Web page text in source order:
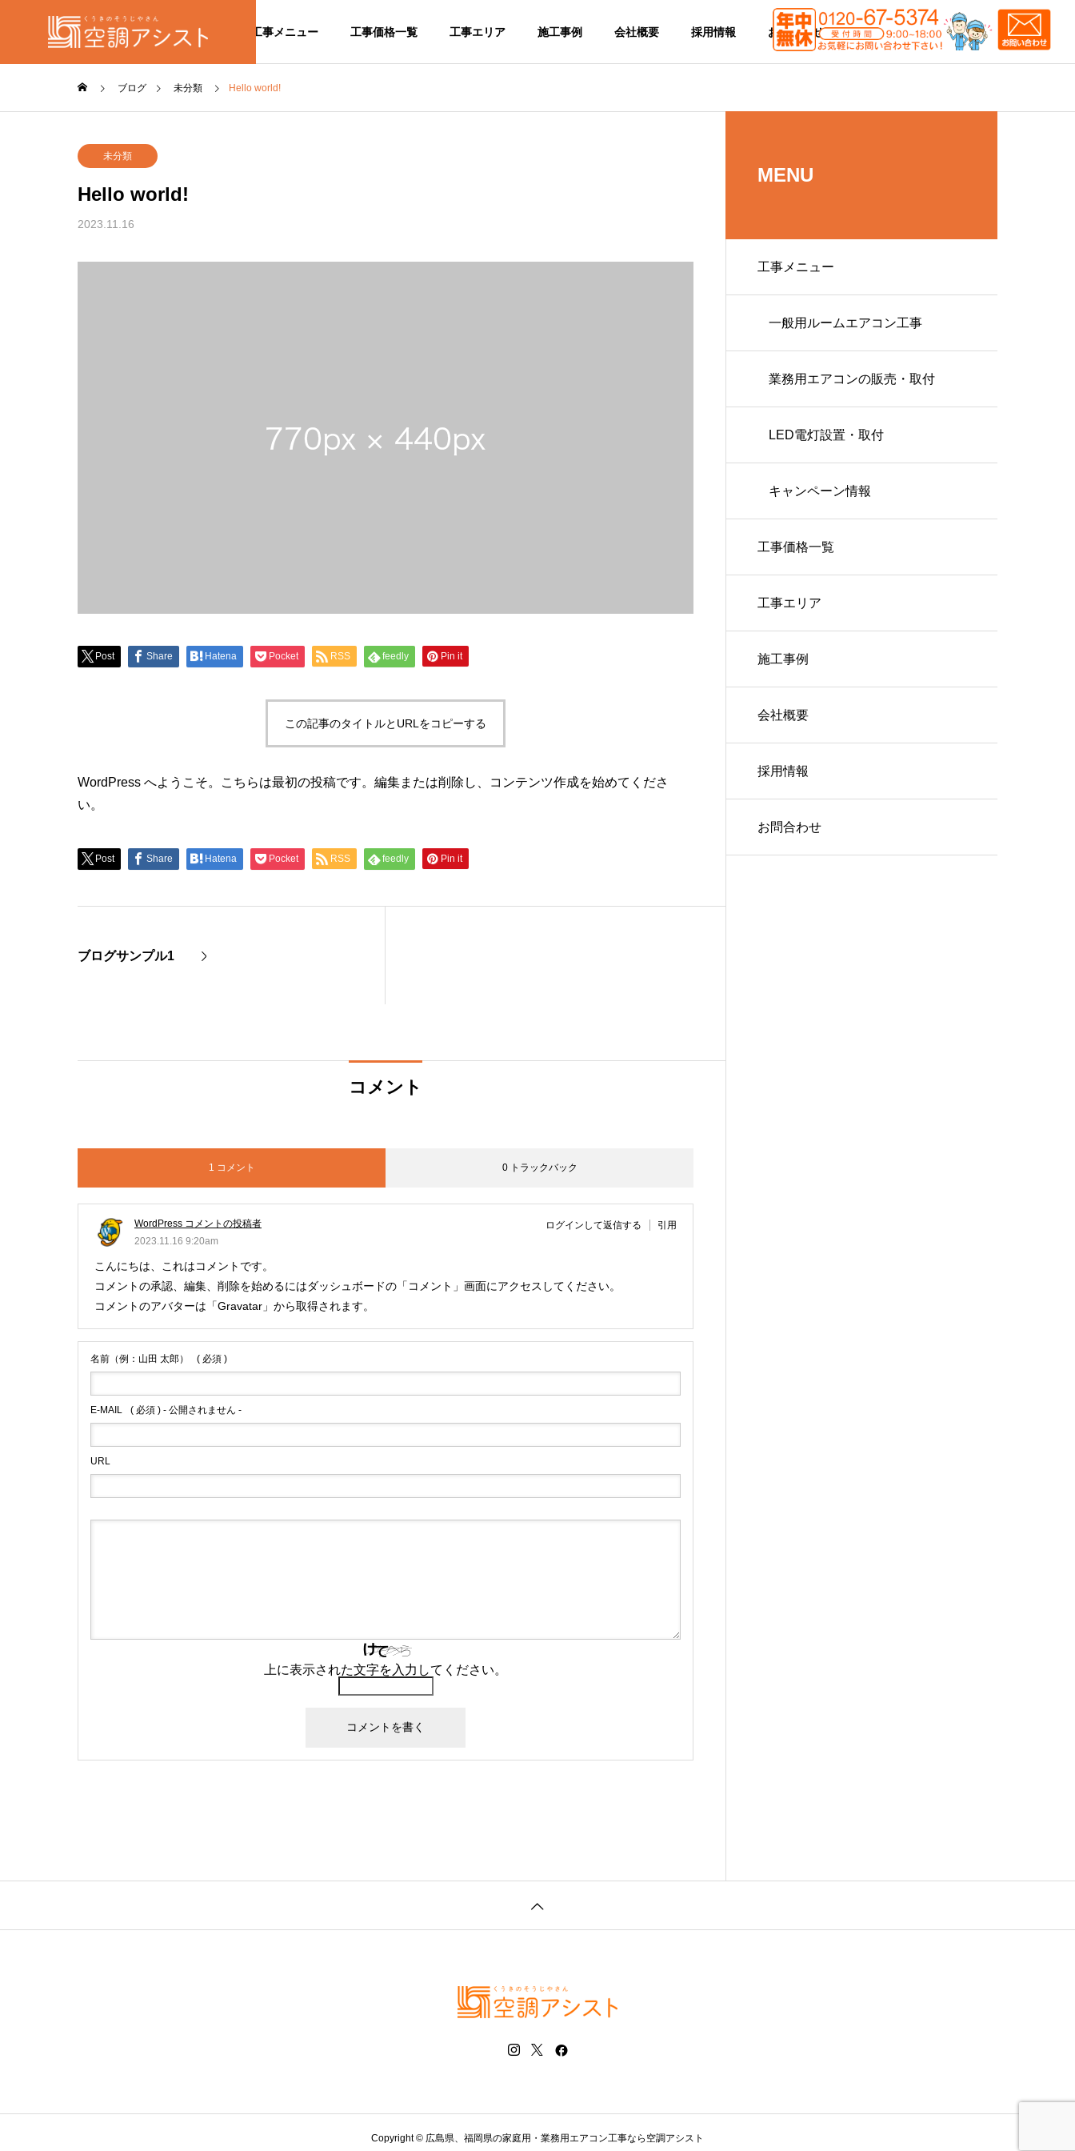
工事メニュー 工事価格一覧 工事エリア 施工事例 会社概要 採用情報 お問合わせ
ブログ 未分類 Hello world!
未分類
Hello world!
2023.11.16
Post Share Hatena Pocket RSS feedly Pin it
この記事のタイトルとURLをコピーする
WordPress へようこそ。こちらは最初の投稿です。編集または削除し、コンテンツ作成を始めてくださ
い。
Post Share Hatena Pocket RSS feedly Pin it
ブログサンプル1
コメント
1 コメント 0 トラックバック
WordPress コメントの投稿者
2023.11.16 9:20am
ログインして返信する 引用
こんにちは、これはコメントです。
コメントの承認、編集、削除を始めるにはダッシュボードの「コメント」画面にアクセスしてください。
コメントのアバターは「Gravatar 」から取得されます。
名前（例：山田 太郎） ( 必須 )
E-MAIL ( 必須 ) - 公開されません -
URL
上に表示された文字を入力してください。
MENU
工事メニュー
一般用ルームエアコン工事
業務用エアコンの販売・取付
LED電灯設置・取付
キャンペーン情報
工事価格一覧
工事エリア
施工事例
会社概要
採用情報
お問合わせ
Copyright © 広島県、福岡県の家庭用・業務用エアコン工事なら空調アシスト